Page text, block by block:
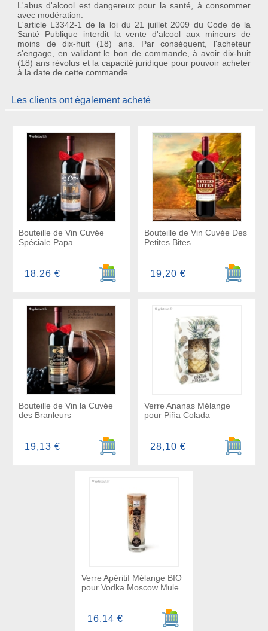
L'abus d'alcool est dangereux pour la santé, à consommer
avec modération.
L'article L3342-1 de la loi du 21 juillet 2009 du Code de la
Santé Publique interdit la vente d'alcool aux mineurs de
moins de dix-huit (18) ans. Par conséquent, l'acheteur
s'engage, en validant le bon de commande, à avoir dix-huit
(18) ans révolus et la capacité juridique pour pouvoir acheter
à la date de cette commande.
Les clients ont également acheté
Bouteille de Vin Cuvée
Spéciale Papa
Ajouter au panier
18,26 €
Bouteille de Vin Cuvée Des
Petites Bites
Ajouter
19,20 €
Bouteille de Vin la Cuvée
des Branleurs
Ajouter au panier
19,13 €
Verre Ananas Mélange
pour Piña Colada
Ajouter
28,10 €
Verre Apéritif Mélange BIO
pour Vodka Moscow Mule
Ajouter au panier
16,14 €